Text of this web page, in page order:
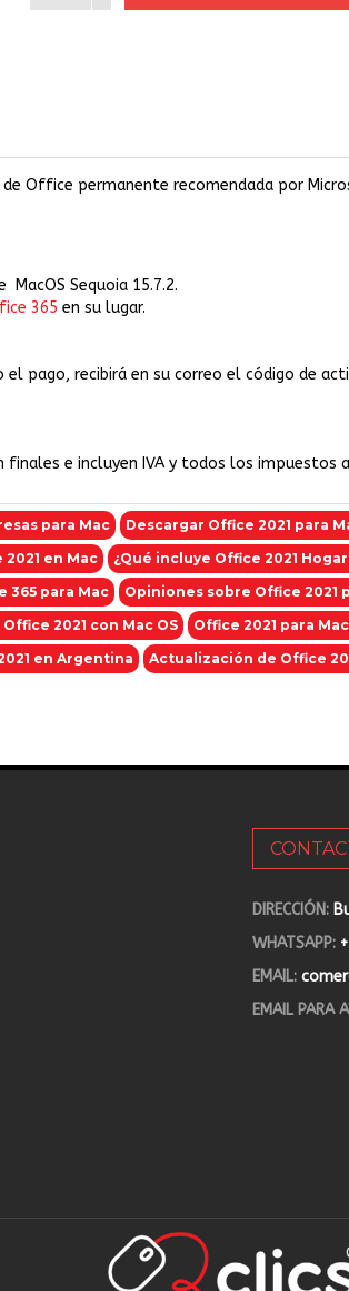
de Office permanente recomendada por
Sequoia 15.7.2.
365 en su lugar.
pago, recibirá en su correo el código de
e incluyen IVA y todos los impuestos
para Mac
Descargar Office 2021 para
en Mac
¿Qué incluye Office 2021
365 para Mac
Opiniones sobre Office 2021
2021 con Mac OS
Office 2021 para
en Argentina
Actualización de Office
DIRECCIÓN:
WHATSAPP:
EMAIL:
EMAIL PARA